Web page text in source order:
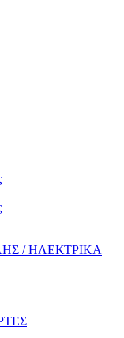
/ ΗΛΕΚΤΡΙΚΑ